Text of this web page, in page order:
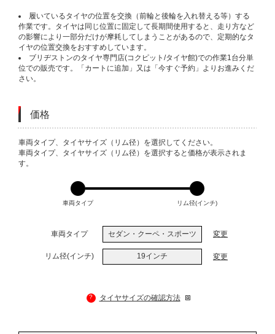
履いているタイヤの位置を交換（前輪と後輪を入れ替える等）する
作業です。タイヤは同じ位置に固定して長期間使用すると、走り方など
の影響により一部分だけが摩耗してしまうことがあるので、定期的なタ
イヤの位置交換をおすすめしています。
ブリヂストンのタイヤ専門店(コクピット/タイヤ館)での作業1台分単
位での販売です。「カートに追加」又は「今すぐ予約」よりお進みくだ
さい。
価格
VARIATIONS
車両タイプ、タイヤサイズ（リム径）を選択してください。
車両タイプ、タイヤサイズ（リム径）を選択すると価格が表示されま
す。
車両タイプ リム径(インチ)
車両タイプ セダン・クーペ・スポーツ 変更
リム径(インチ) 19インチ 変更
? タイヤサイズの確認方法